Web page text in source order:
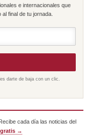
e internacionales que
final de tu jornada.
darte de baja con un clic.
cada día las noticias del
gratis →